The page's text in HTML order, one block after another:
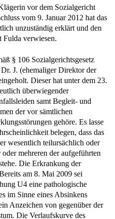
vom 9. Januar 2012 hat das
unzuständig erklärt und den
Fulda verwiesen.
J. (ehemaliger Direktor der
Dieser hat unter dem 23.
überwiegender
samt Begleit- und
der vor sämtlichen
gehöre. Es lasse
belegen, dass das
wesentlich teilursächlich oder
mehreren der aufgeführten
Die Erkrankung der
am 8. Mai 2009 sei
U4 eine pathologische
im Sinne eines Absinkens
Anzeichen von gegenüber der
Die Verlaufskurve des
spiegele das